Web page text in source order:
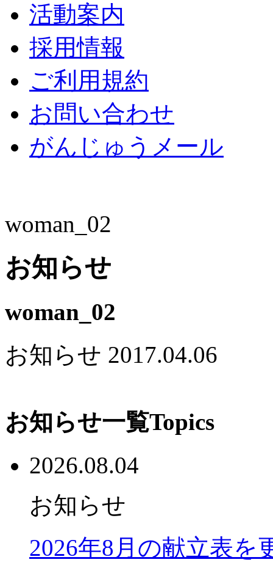
活動案内
採用情報
ご利用規約
お問い合わせ
がんじゅうメール
woman_02
お知らせ
woman_02
お知らせ 2017.04.06
お知らせ一覧Topics
2026.08.04
お知らせ
2026年8月の献立表を